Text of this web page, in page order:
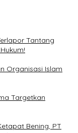
Tantang
Organisasi Islam
Targetkan
Bening, PT